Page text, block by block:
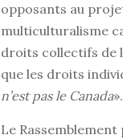
opposants au
multiculturalisme
droits collectifs de
que les droits
n’est pas le Canada».
Le